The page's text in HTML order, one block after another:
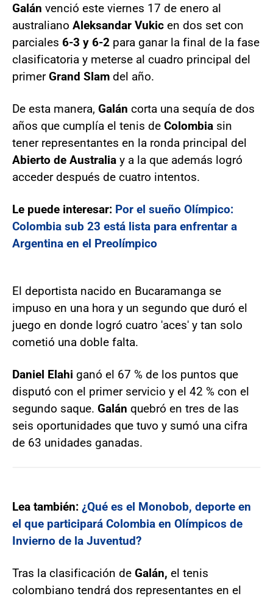
Galán venció este viernes 17 de enero al
australiano Aleksandar Vukic en dos set con
parciales 6-3 y 6-2 para ganar la final de la fase
clasificatoria y meterse al cuadro principal del
primerGrand Slam del año.
De esta manera, Galán corta una sequía de dos
años que cumplía el tenis de Colombia sin
tener representantes en la ronda principal del
Abierto de Australia y a la que además logró
acceder después de cuatro intentos.
Le puede interesar: Por el sueño Olímpico:
Colombia sub 23 está lista para enfrentar a
Argentina en el Preolímpico
El deportista nacido en Bucaramanga se
impuso en una hora y un segundo que duró el
juego en donde logró cuatro 'aces' y tan solo
cometió una doble falta.
Daniel Elahi ganó el 67 % de los puntos que
disputó con el primer servicio y el 42 % con el
segundo saque. Galán quebró en tres de las
seis oportunidades que tuvo y sumó una cifra
de 63 unidades ganadas.
Lea también: ¿Qué es el Monobob, deporte en
el que participará Colombia en Olímpicos de
Invierno de la Juventud?
Tras la clasificación de Galán, el tenis
colombiano tendrá dos representantes en el